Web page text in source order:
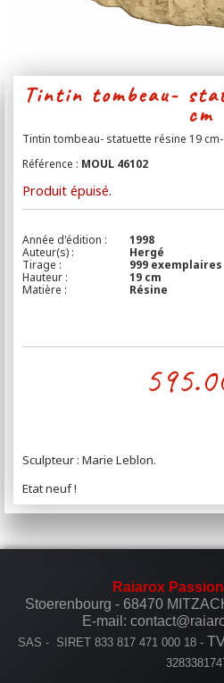
Tintin tombeau-
cm
Tintin tombeau- statuette résine 19 cm-
Référence : MOUL 46102
Produit épuisé.
Année d'édition :
1998
Auteur(s) :
Hergé
Tirage :
999 exemplaires
Hauteur :
19 cm
Matière :
Résine
Sculpteur : Marie Leblon.
Etat neuf !
Raiarox Passion
Stoerenbourg - 68470
E-mail:
SAS - SIRET 833 817 471 000 18 -